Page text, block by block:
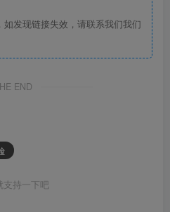
发现链接失效，请联系我们我们
END
支持一下吧